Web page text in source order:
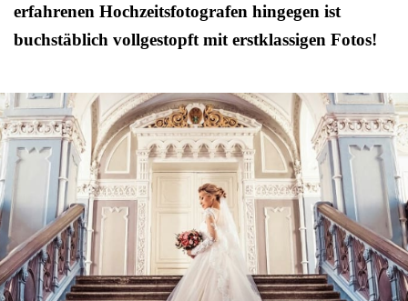
erfahrenen Hochzeitsfotografen hingegen ist
buchstäblich vollgestopft mit erstklassigen Fotos!